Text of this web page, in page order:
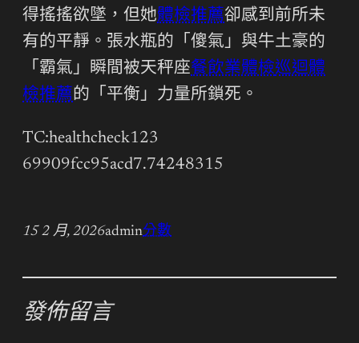
得搖搖欲墜，但她體檢推薦卻感到前所未
有的平靜。張水瓶的「傻氣」與牛土豪的
「霸氣」瞬間被天秤座餐飲業體檢巡迴體
檢推薦的「平衡」力量所鎖死。
TC:healthcheck123
69909fcc95acd7.74248315
15 2 月, 2026admin分數
發佈留言